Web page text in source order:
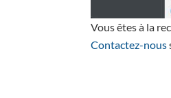
Vous êtes à la
Contactez-nous